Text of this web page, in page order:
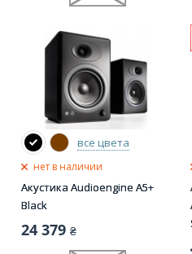
все цвета
нет в наличии
Акустика Audioengine A5+
Black
24 379 ₴